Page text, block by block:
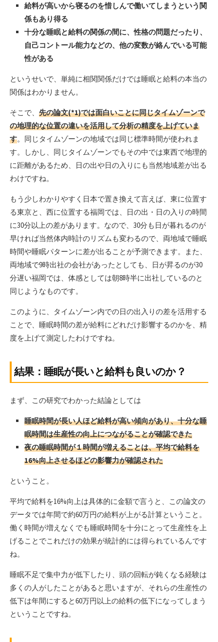
給料が高いから寝るのを惜しんで働いてしまうという関
係もあり得る
十分な睡眠と給料の関係の間に、性格の問題だったり、
自己コントール能力などの、他の変数が絡んでいる可能
性がある
というせいで、単純に相関関係だけでは睡眠と給料の本当の
関係はわかりません。
そこで、 先の論文(*1)では面白いことに同じタイムゾーンで
の地理的な位置の違いを活用して分析の精度を上げていま
す。同じタイムゾーンの地域では同じ標準時間が使われま
す。しかし、同じタイムゾーンでもその中では東西で地理的
に距離があるため、日の出や日の入りにも当然地域差が出る
わけですね。
もう少しわかりやすく日本で置き換えて言えば、東に位置す
る東京と、西に位置する福岡では、日の出・日の入りの時間
に30分以上の差があります。なので、30分も日が暮れるのが
早ければ当然体内時計のリズムも変わるので、両地域で睡眠
時間や睡眠パターンに差が出ることが予測できます。また、
両地域で9時出社の会社があったとしても、日が昇るのが30
分遅い福岡では、体感としては朝8時半に出社しているのと
同じようなものです。
このように、タイムゾーン内での日の出入りの差を活用する
ことで、睡眠時間の差が給料にどれだけ影響するのかを、精
度を上げて測定したわけですね。
結果：睡眠が長いと給料も良いのか？
まず、この研究でわかった結論としては
睡眠時間が長い人ほど給料が高い傾向があり、十分な睡
眠時間は生産性の向上につながることが確認できた
夜の睡眠時間が１時間が増えることは、平均で給料を
16%向上させるほどの影響力が確認された
ということ。
平均で給料を16%向上は具体的に金額で言うと、この論文の
データでは年間で約60万円の給料が上がる計算ということ。
働く時間が増えなくでも睡眠時間を十分にとって生産性を上
げることでこれだけの効果が統計的には得られているんです
ね。
睡眠不足で集中力が低下したり、頭の回転が鈍くなる経験は
多くの人がしたことがあると思いますが、それらの生産性の
低下は年間にすると60万円以上の給料の低下になってしまう
ということですね。